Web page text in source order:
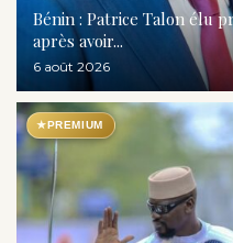
Bénin : Patrice Talon élu
après avoir...
6 août 2026
★PREMIUM